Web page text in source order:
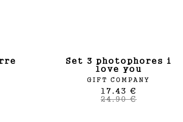
set 3 photophores i
love you
GIFT COMPANY
17.43 €
24.90 €